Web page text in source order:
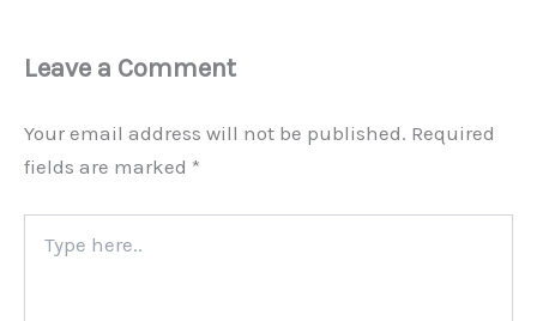
Leave a Comment
Your email address will not be published. Required
fields are marked *
here..